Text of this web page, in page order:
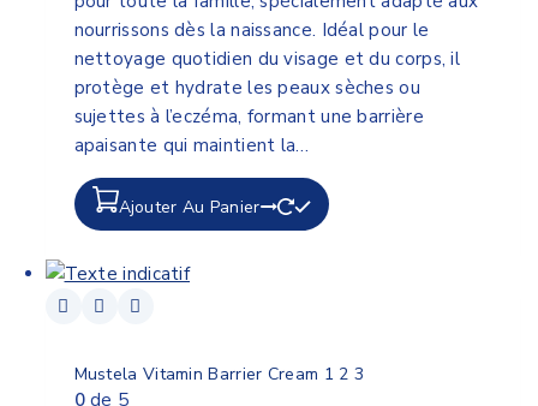
nourrissons dès la naissance. Idéal pour le
nettoyage quotidien du visage et du corps, il
protège et hydrate les peaux sèches ou
sujettes à l’eczéma, formant une barrière
apaisante qui maintient la…
Ajouter Au Panier
Mustela Vitamin Barrier Cream 1 2 3
0de 5